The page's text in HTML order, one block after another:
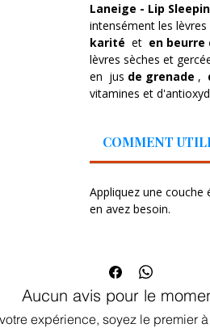
Laneige - Lip
intensément les
karité et en beurre
lèvres sèches et
en jus de grenade ,
vitamines et
les irritations
cire de candelilla
possède des
possède des
hydrate,
nourrit,
lubrifie.
COMMENT
Appliquez une couche
en avez besoin.
Aucun avis pour le
expérience, soyez le premier